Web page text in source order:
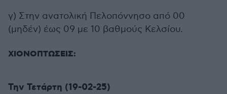
γ) Στην ανατολική Πελοπόννησο από 00
(μηδέν) έως 09 με 10 βαθμούς Κελσίου.
ΧΙΟΝΟΠΤΩΣΕΙΣ:
Την Τετάρτη (19-02-25)